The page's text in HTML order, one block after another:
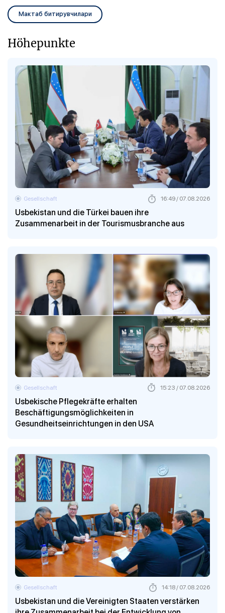
Мактаб битирувчилари
Höhepunkte
Usbekistan und die Türkei bauen ihre
Zusammenarbeit in der Tourismusbranche aus
Gesellschaft 16:49 / 07.08.2026
Usbekische Pflegekräfte erhalten
Beschäftigungsmöglichkeiten in
Gesundheitseinrichtungen in den USA
Gesellschaft 15:23 / 07.08.2026
Usbekistan und die Vereinigten Staaten verstärken
Gesellschaft 14:18 / 07.08.2026